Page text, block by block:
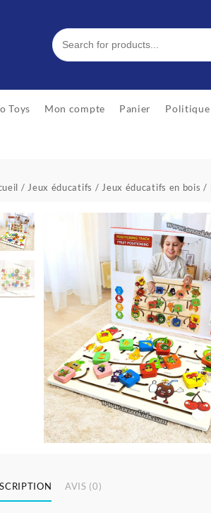
Toys Mon compte Panier Politique
/ Jeux éducatifs / Jeux éducatifs en bois /
AVIS (0)